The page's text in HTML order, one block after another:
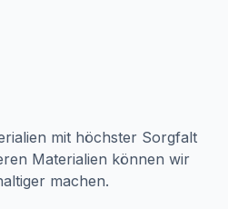
mit höchster Sorgfalt
Materialien können wir
machen.